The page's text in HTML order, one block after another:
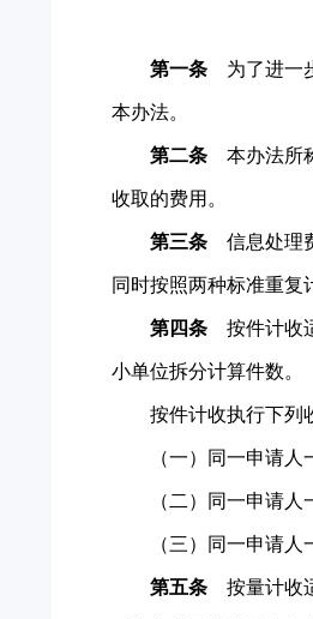
第一条 为了进一
本办法。
第二条 本办法所
收取的费用。
第三条 信息处理
同时按照两种标准重复
第四条 按件计收
小单位拆分计算件数。
按件计收执行下列
（一）同一申请人一
（二）同一申请人一
（三）同一申请人一
第五条 按量计收